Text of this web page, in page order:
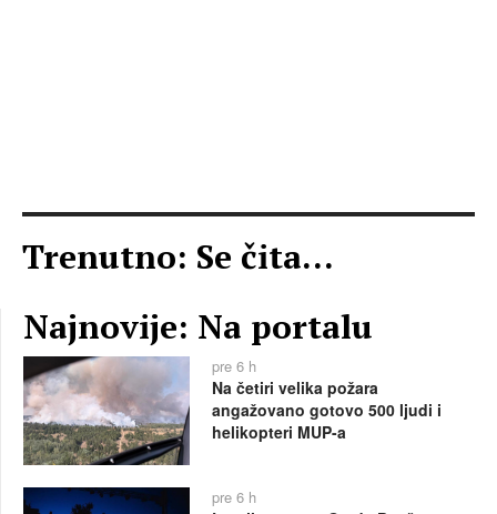
Trenutno: Se čita...
Najnovije: Na portalu
pre 6 h
Na četiri velika požara
angažovano gotovo 500 ljudi i
helikopteri MUP-a
pre 6 h